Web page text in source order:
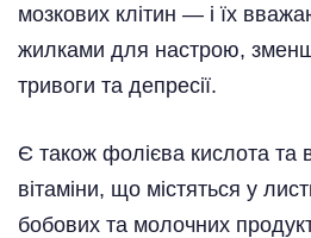
мозкових клітин — і їх
жилками для настрою,
тривоги та депресії.
Є також фолієва кислота та
вітаміни, що містяться у
бобових та молочних